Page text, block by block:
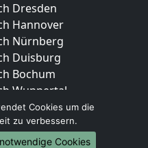
Dresden
Hannover
Nürnberg
Duisburg
Bochum
Wuppertal
Bielefeld
Bonn
Münster
Cookies um die
zu verbessern.
Cookies